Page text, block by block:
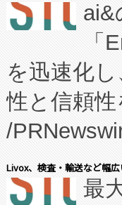
たNeXは
従来のフ
に、患者
キー方式
す。
患者にと
ai&
「
を迅速化
性と信頼
/
会社エー
President
Livox、検査・輸送など幅
最